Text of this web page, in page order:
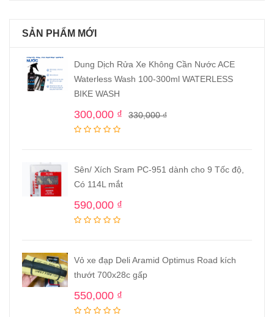
SẢN PHẨM MỚI
Dung Dịch Rửa Xe Không Cần Nước ACE
Waterless Wash 100-300ml WATERLESS
BIKE WASH
330,000₫
300,000 ₫
Sên/ Xích Sram PC-951 dành cho 9 Tốc độ,
Có 114L mắt
590,000 ₫
Vỏ xe đạp Deli Aramid Optimus Road kích
thướt 700x28c gấp
550,000 ₫